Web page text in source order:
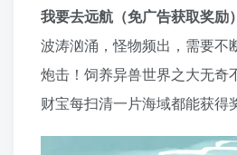
我要去远航（免广告获取奖励
波涛汹涌，怪物频出，需要不
炮击！饲养异兽世界之大无奇
财宝每扫清一片海域都能获得